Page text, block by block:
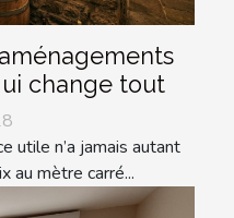
change tout
utile n’a jamais autant
au mètre carré...